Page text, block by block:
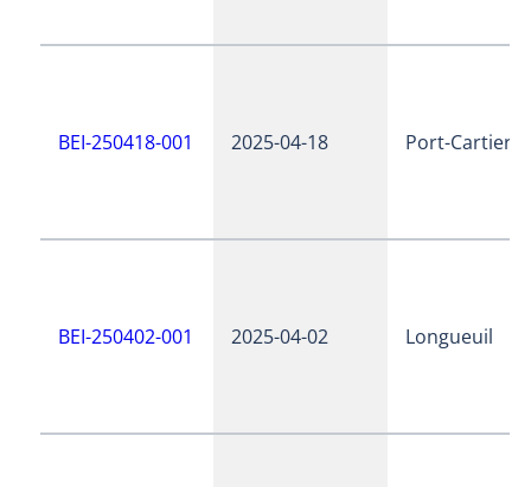
BEI-250418-001 2025-04-18 Port-Cartier
BEI-250402-001 2025-04-02 Longueuil